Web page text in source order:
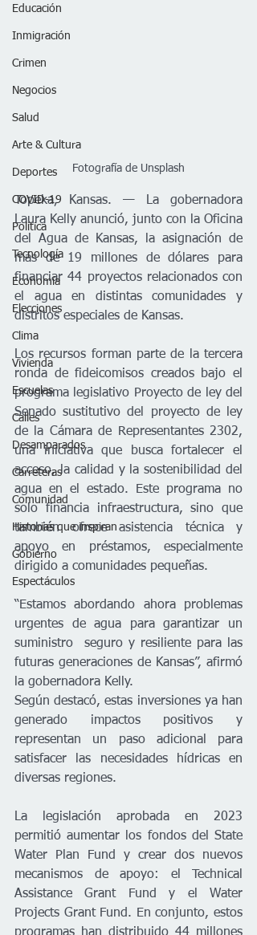
Educación
Inmigración
Crimen
Negocios
Salud
Arte & Cultura
Deportes
COVID-19
Política
Tecnología
Economía
Elecciones
Clima
Vivienda
Escuelas
Calles
Desamparados
Carreteras
Comunidad
Historias que inspiran
Gobierno
Espectáculos
Fotografía de Unsplash
Topeka, Kansas. — La gobernadora
Laura Kelly anunció, junto con la Oficina
del Agua de Kansas, la asignación de
más de 19 millones de dólares para
financiar 44 proyectos relacionados con
el agua en distintas comunidades y
distritos especiales de Kansas.
Los recursos forman parte de la tercera
ronda de fideicomisos creados bajo el
programa legislativo Proyecto de ley del
Senado sustitutivo del proyecto de ley
de la Cámara de Representantes 2302,
una iniciativa que busca fortalecer el
acceso, la calidad y la sostenibilidad del
agua en el estado. Este programa no
solo financia infraestructura, sino que
también ofrece asistencia técnica y
apoyo en préstamos, especialmente
dirigido a comunidades pequeñas.
“Estamos abordando ahora problemas
urgentes de agua para garantizar un
suministro  seguro y resiliente para las
futuras generaciones de Kansas”, afirmó
la gobernadora Kelly.
Según destacó, estas inversiones ya han
generado impactos positivos y
representan un paso adicional para
satisfacer las necesidades hídricas en
diversas regiones.
La legislación aprobada en 2023
permitió aumentar los fondos del State
Water Plan Fund y crear dos nuevos
mecanismos de apoyo: el Technical
Assistance Grant Fund y el Water
Projects Grant Fund. En conjunto, estos